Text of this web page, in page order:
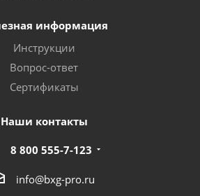
информация
Инструкции
Вопрос-ответ
Сертификаты
Наши контакты
8 800 555-7-123
info@bxg-pro.ru